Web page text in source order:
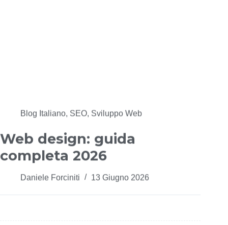
Blog Italiano, SEO, Sviluppo Web
Web design: guida
completa 2026
Daniele Forciniti 13 Giugno 2026